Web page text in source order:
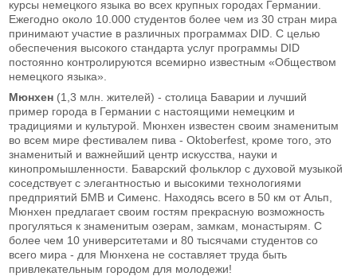
курсы немецкого языка во всех крупных городах Германии.
Ежегодно около 10.000 студентов более чем из 30 стран мира
принимают участие в различных программах DID. С целью
обеспечения высокого стандарта услуг программы DID
постоянно контролируются всемирно известным «Обществом
немецкого языка».
Мюнхен (1,3 млн. жителей) - столица Баварии и лучший
пример города в Германии с настоящими немецким и
традициями и культурой. Мюнхен известен своим знаменитым
во всем мире фестивалем пива - Oktoberfest, кроме того, это
знаменитый и важнейший центр искусства, науки и
кинопромышленности. Баварский фольклор с духовой музыкой
соседствует с элегантностью и высокими технологиями
предприятий БМВ и Сименс. Находясь всего в 50 км от Альп,
Мюнхен предлагает своим гостям прекрасную возможность
прогуляться к знаменитым озерам, замкам, монастырям. С
более чем 10 университетами и 80 тысячами студентов со
всего мира - для Мюнхена не составляет труда быть
привлекательным городом для молодежи!